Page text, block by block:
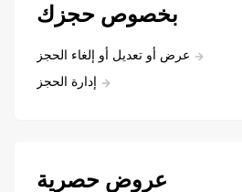
بخصوص حجزك
عرض أو تعديل أو إلغاء الحجز
إدارة الحجز
عروض حصرية